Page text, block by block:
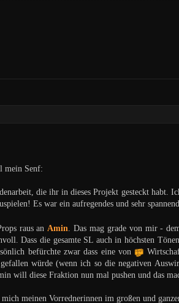
mein Senf:
die ihr in dieses Projekt gesteckt habt.
Es war ein aufregendes und sehr
raus anAmin. Das mag grade von mir -
Dass die gesamte SL auch in höchsten
befürchte zwar dass eine von
würde (wenn ich so die negativen
will diese Fraktion nun mal pushen und das
meinen Vorrednerinnen im großen und